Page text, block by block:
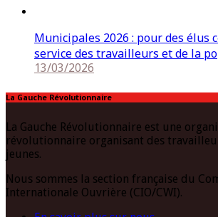
Municipales 2026 : pour des élus
service des travailleurs et de la
13/03/2026
La Gauche Révolutionnaire
La Gauche Révolutionnaire est une
révolutionnaire organisant des
jeunes.
Nous sommes la section française du
Internationale Ouvrière (CIO/CWI).